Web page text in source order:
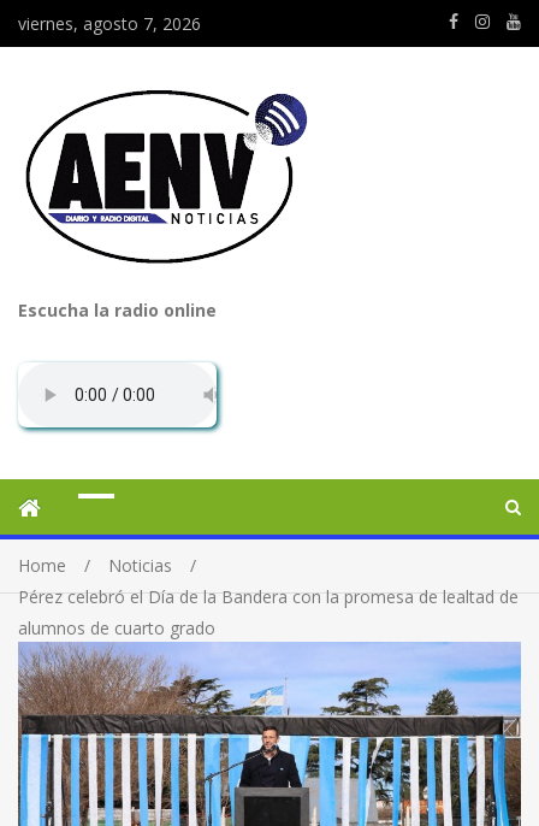
viernes, agosto 7, 2026
Escucha la radio online
Home
Noticias
Pérez celebró el Día de la Bandera con la promesa de lealtad de
alumnos de cuarto grado